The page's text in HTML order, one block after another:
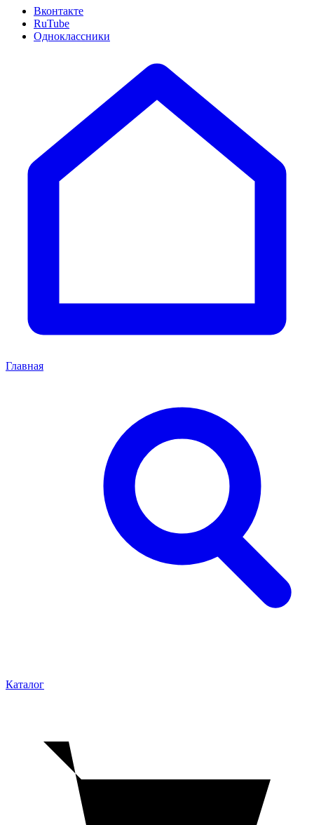
Вконтакте
RuTube
Одноклассники
Главная
Каталог